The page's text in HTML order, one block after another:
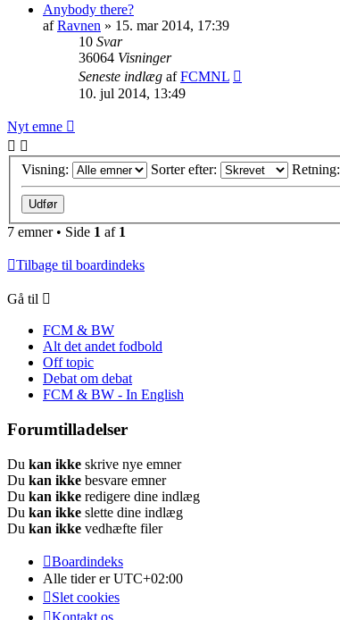
Anybody there?
afRavnen » 15. mar 2014, 17:39
10 Svar
36064 Visninger
Seneste indlæg afFCMNL
10. jul 2014, 13:49
Nyt emne
Visning: Sorter efter: Retning:
7 emner • Side 1 af 1
Tilbage til boardindeks
Gå til
FCM & BW
Alt det andet fodbold
Off topic
Debat om debat
FCM & BW - In English
Forumtilladelser
Du kan ikke skrive nye emner
Du kan ikke besvare emner
Du kan ikke redigere dine indlæg
Du kan ikke slette dine indlæg
Du kan ikke vedhæfte filer
Boardindeks
Alle tider erUTC+02:00
Slet cookies
Kontakt os